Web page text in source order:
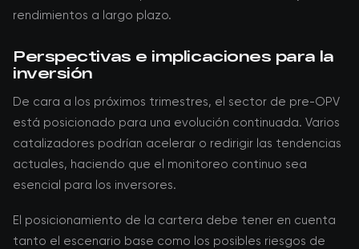
rendimientos a largo plazo.
Perspectivas e implicaciones para la
inversión
De cara a los próximos trimestres, el sector de pre-OPV
está posicionado para una evolución continuada. Varios
catalizadores podrían acelerar o redirigir las tendencias
actuales, haciendo que el monitoreo continuo sea
esencial para los inversores.
El posicionamiento de la cartera debe tener en cuenta
tanto el escenario base como los posibles riesgos de